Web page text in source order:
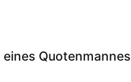
Quotenmannes